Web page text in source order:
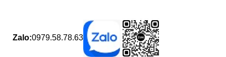
Zalo:0979.58.78.63